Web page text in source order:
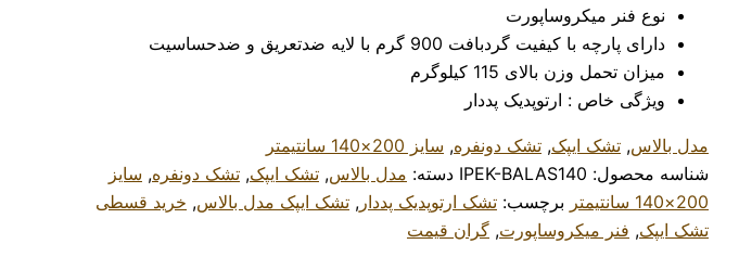
نوع فنر میکروساپورت
دارای پارچه با کیفیت گردبافت 900 گرم با لایه ضدتعریق و ضدحساسیت
میزان تحمل وزن بالای 115 کیلوگرم
ویژگی خاص : ارتوپدیک پددار
مدل بالاس, تشک ایپک, تشک دونفره, سایز 200×140 سانتیمتر
شناسه محصول: IPEK-BALAS140 دسته: مدل بالاس, تشک ایپک, تشک دونفره, سایز
200×140 سانتیمتر
برچسب: تشک ارتوپدیک پددار , تشک ایپک مدل بالاس, خرید قسطی
تشک ایپک, فنر میکروساپورت, گران قیمت